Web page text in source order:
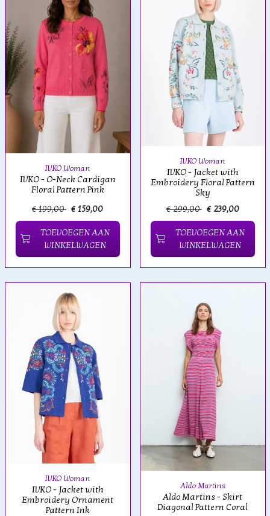
IVKO Woman
IVKO - O-Neck Cardigan
Floral Pattern Pink
€ 199,00 € 159,00
TOEVOEGEN AAN
WINKELWAGEN
IVKO Woman
IVKO - Jacket with
Embroidery Floral Pattern
Sky
€ 299,00 € 239,00
TOEVOEGEN AAN
WINKELWAGEN
IVKO Woman
IVKO - Jacket with
Embroidery Ornament
Pattern Ink
Aldo Martins
Aldo Martins - Skirt
Diagonal Pattern Coral